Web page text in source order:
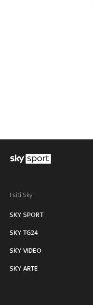
I siti Sky:
SKY SPORT
SKY TG24
SKY VIDEO
SKY ARTE